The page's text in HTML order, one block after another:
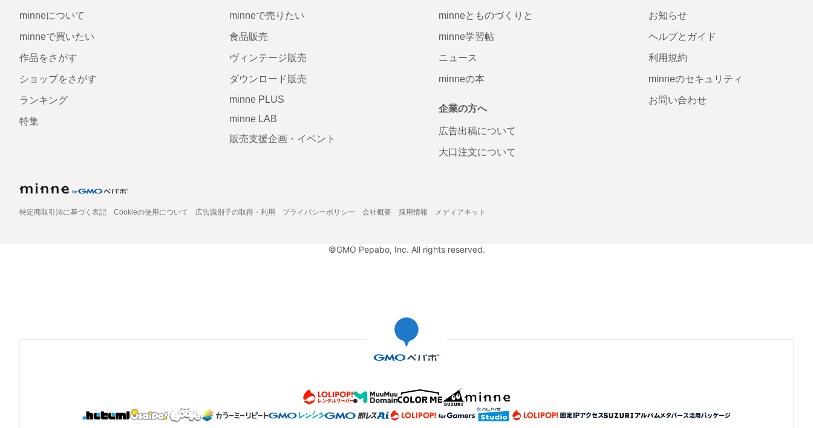
minneについて
minneで買いたい
作品をさがす
ショップをさがす
ランキング
特集
minneで売りたい
食品販売
ヴィンテージ販売
ダウンロード販売
minne PLUS
minne LAB
販売支援企画・イベント
minneとものづくりと
minne学習帖
ニュース
minneの本
企業の方へ
広告出稿について
大口注文について
お知らせ
ヘルプとガイド
利用規約
minneのセキュリティ
お問い合わせ
特定商取引法に基づく表記 Cookieの使用について 広告識別子の取得・利用 プライバシーポリシー 会社概要 採用情報 メディアキット
©GMO Pepabo, Inc. All rights reserved.